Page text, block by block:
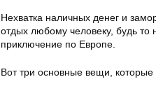
Нехватка наличных денег и
отдых любому человеку, будь
приключение по Европе.
Вот три основные вещи,